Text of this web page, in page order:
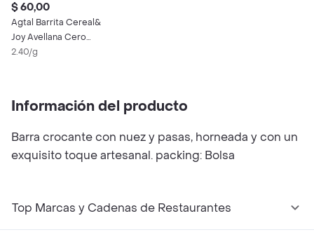
$ 60,00
Agtal Barrita Cereal&
Joy Avellana Cero
Azucar 25 G
2.40/g
Información del producto
Barra crocante con nuez y pasas, horneada y con un
exquisito toque artesanal. packing: Bolsa
Top Marcas y Cadenas de Restaurantes